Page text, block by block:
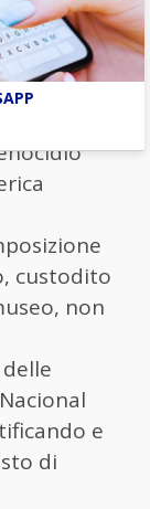
scoperta
custodito
non
e
di